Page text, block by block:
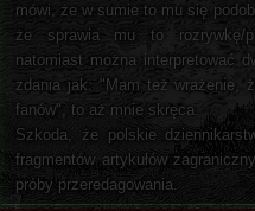
mówi, że w sumie to mu się
że sprawia mu to rozrywkę/
natomiast można interpretować
zdania jak: "Mam też wrażenie,
fanów", to aż mnie skręca.
Szkoda, że polskie
fragmentów artykułów
próby przeredagowania.